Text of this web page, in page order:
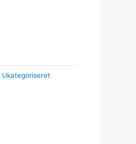
Ukategoriseret